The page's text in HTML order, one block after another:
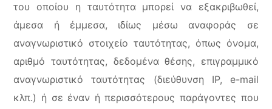
του οποίου η ταυτότητα μπορεί να εξακριβωθεί,
άμεσα ή έμμεσα, ιδίως μέσω αναφοράς σε
αναγνωριστικό στοιχείο ταυτότητας, όπως όνομα,
αριθμό ταυτότητας, δεδομένα θέσης, επιγραμμικό
αναγνωριστικό ταυτότητας (διεύθυνση ΙΡ, e-mail
κλπ.) ή σε έναν ή περισσότερους παράγοντες που